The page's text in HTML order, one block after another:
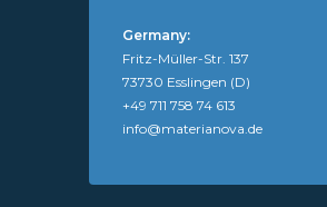
Germany:
Fritz-Müller-Str. 137
73730 Esslingen (D)
+49 711 758 74 613
info@materianova.de